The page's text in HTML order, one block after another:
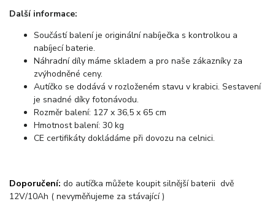
Další informace:
Součástí balení je originální nabíječka s kontrolkou a
nabíjecí baterie.
Náhradní díly máme skladem a pro naše zákazníky za
zvýhodněné ceny.
Autíčko se dodává v rozloženém stavu v krabici. Sestavení
je snadné díky fotonávodu.
Rozměr balení: 127 x 36,5 x 65 cm
Hmotnost balení: 30 kg
CE certifikáty dokládáme při dovozu na celnici.
Doporučení: do autíčka můžete koupit silnější baterii dvě
12V/10Ah ( nevyměňujeme za stávající )